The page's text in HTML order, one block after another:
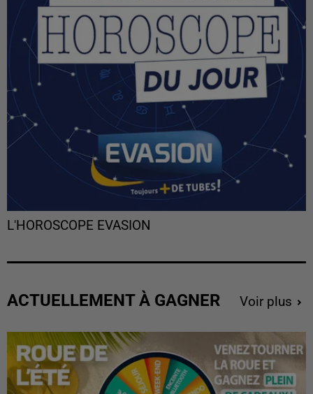
L'HOROSCOPE EVASION
ACTUELLEMENT À GAGNER Voir plus